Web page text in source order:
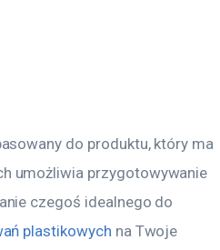
do produktu, który ma
umożliwia przygotowywanie
czegoś idealnego do
plastikowych na Twoje